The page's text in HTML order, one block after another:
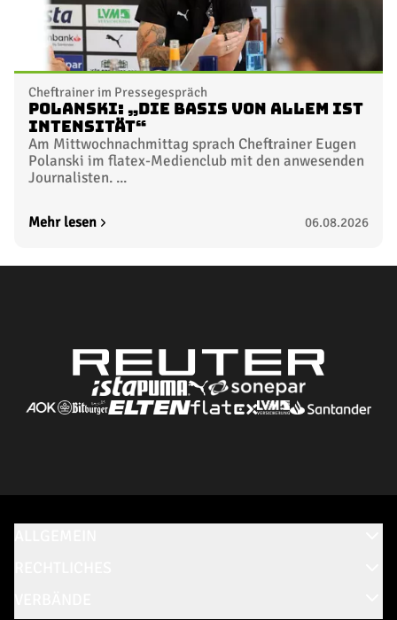
Cheftrainer im Pressegespräch
Polanski: „Die Basis von allem ist
Intensität“
Am Mittwochnachmittag sprach Cheftrainer Eugen
Polanski im flatex-Medienclub mit den anwesenden
Journalisten. ...
Mehr lesen 06.08.2026